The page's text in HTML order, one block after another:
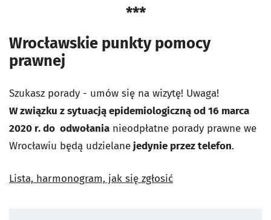
***
Wrocławskie punkty pomocy
prawnej
Szukasz porady - umów się na wizytę! Uwaga!
W związku z sytuacją epidemiologiczną od 16 marca
2020 r. do odwołania nieodpłatne porady prawne we
Wrocławiu będą udzielanejedynie przez telefon.
Lista, harmonogram, jak się zgłosić